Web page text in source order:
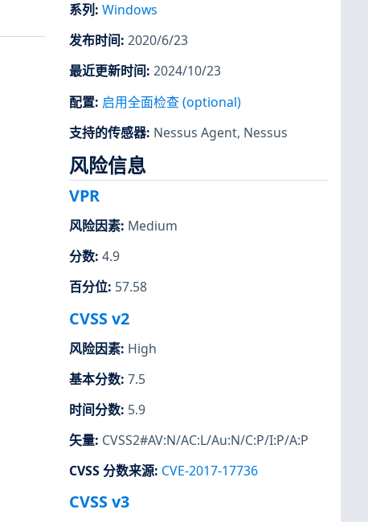
系列 : Windows
发布时间: 2020/6/23
最近更新时间: 2024/10/23
配置: 启用全面检查 (optional)
支持的传感器: Nessus Agent, Nessus
风险信息
VPR
风险因素: Medium
分数: 4.9
百分位: 57.58
CVSS v2
风险因素: High
基本分数: 7.5
时间分数: 5.9
矢量: CVSS2#AV:N/AC:L/Au:N/C:P/I:P/A:P
CVSS 分数来源: CVE-2017-17736
CVSS v3